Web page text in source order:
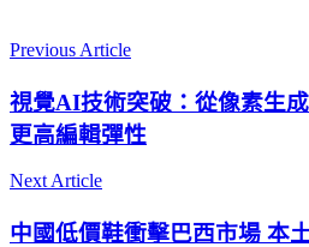
Previous Article
視覺AI技術突破：從像素生
更高編輯彈性
Next Article
中國低價鞋衝擊巴西市場 本